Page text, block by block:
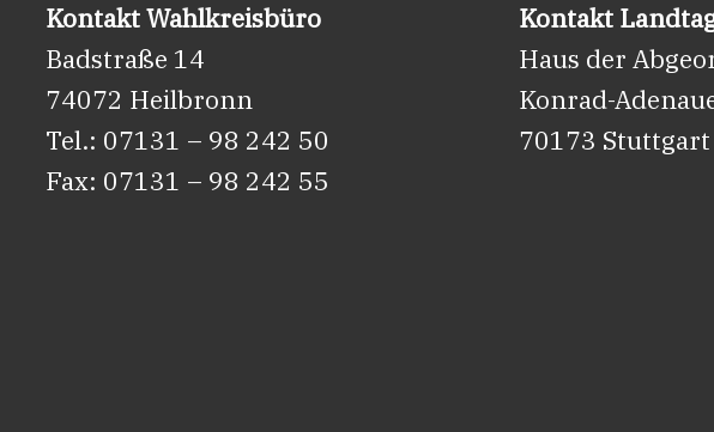
Kontakt Wahlkreisbüro
Badstraße 14
74072 Heilbronn
Tel.: 07131 – 98 242 50
Fax: 07131 – 98 242 55
Kontakt
Haus der
Konrad-
70173 Stuttgart